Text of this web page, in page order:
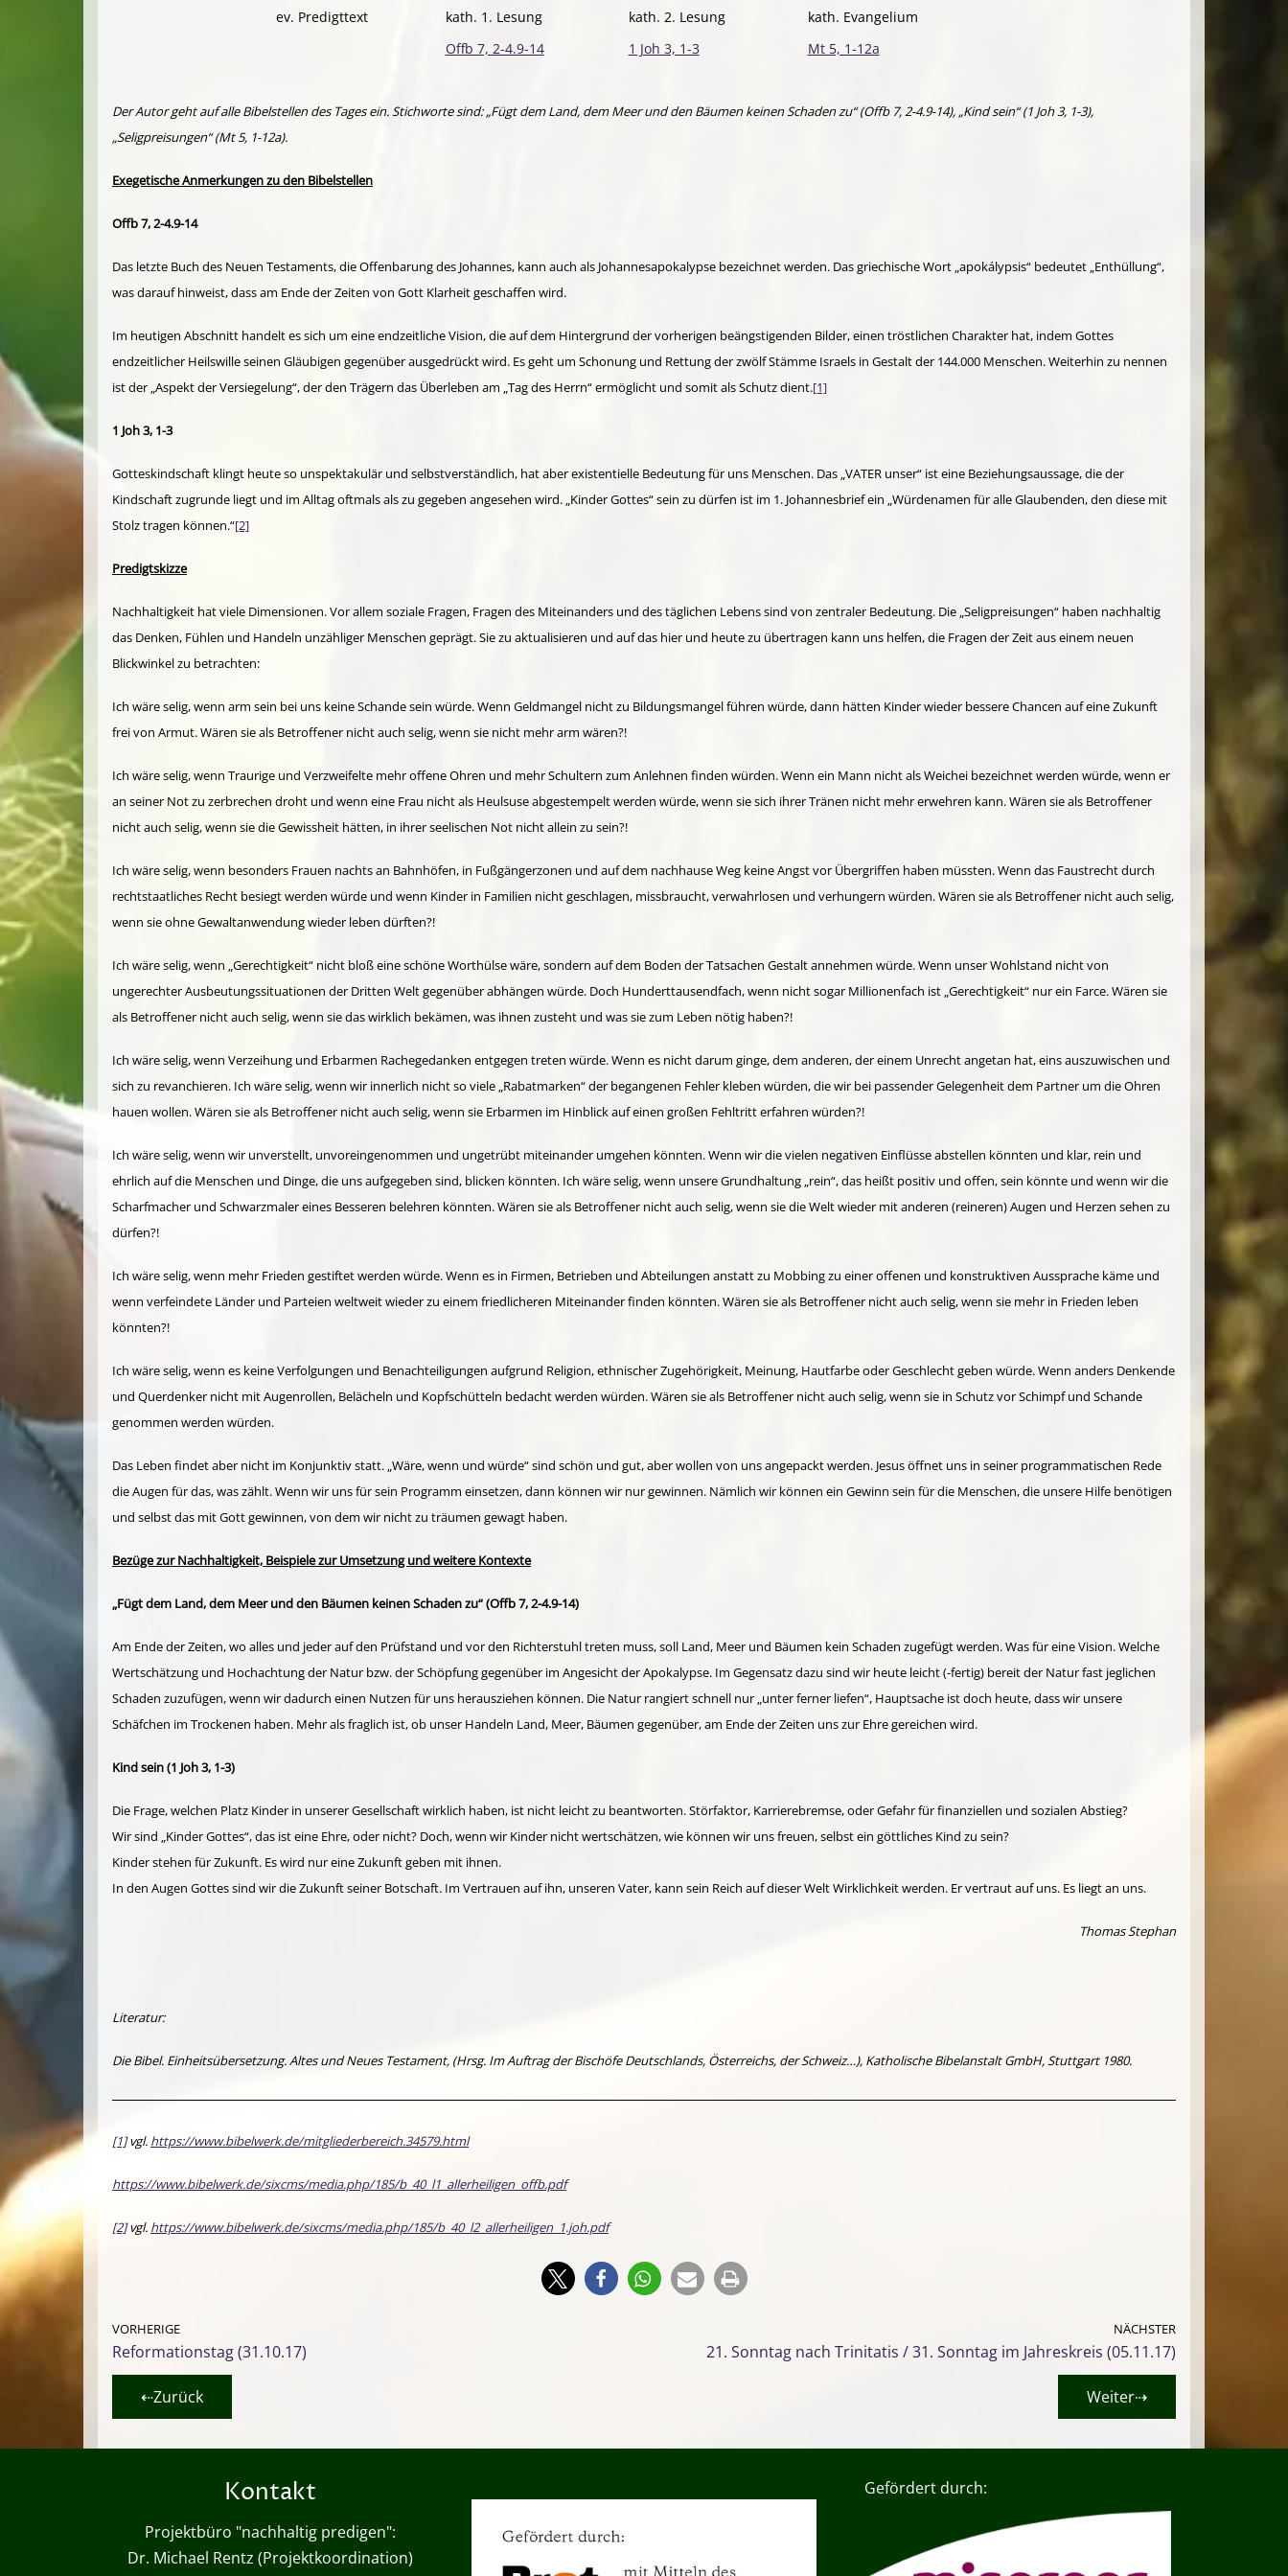
ev. Predigttext kath. 1. Lesung kath. 2. Lesung
kath. Evangelium
Offb 7, 2-4.9-14
1 Joh 3, 1-3 Mt 5, 1-12a
Der Autor geht auf alle Bibelstellen des Tages ein. Stichworte sind: „Fügt dem Land, dem Meer und den Bäumen keinen Schaden zu“ (Offb 7, 2-4.9-14), „Kind sein“ (1 Joh 3, 1-3),
„Seligpreisungen“ (Mt 5, 1-12a).
Exegetische Anmerkungen zu den Bibelstellen
Offb 7, 2-4.9-14
Das letzte Buch des Neuen Testaments, die Offenbarung des Johannes, kann auch als Johannesapokalypse bezeichnet werden. Das griechische Wort „apokálypsis“ bedeutet „Enthüllung“,
was darauf hinweist, dass am Ende der Zeiten von Gott Klarheit geschaffen wird.
Im heutigen Abschnitt handelt es sich um eine endzeitliche Vision, die auf dem Hintergrund der vorherigen beängstigenden Bilder, einen tröstlichen Charakter hat, indem Gottes
endzeitlicher Heilswille seinen Gläubigen gegenüber ausgedrückt wird. Es geht um Schonung und Rettung der zwölf Stämme Israels in Gestalt der 144.000 Menschen. Weiterhin zu nennen
ist der „Aspekt der Versiegelung“, der den Trägern das Überleben am „Tag des Herrn“ ermöglicht und somit als Schutz dient.[1]
1 Joh 3, 1-3
Gotteskindschaft klingt heute so unspektakulär und selbstverständlich, hat aber existentielle Bedeutung für uns Menschen. Das „VATER unser“ ist eine Beziehungsaussage, die der
Kindschaft zugrunde liegt und im Alltag oftmals als zu gegeben angesehen wird. „Kinder Gottes“ sein zu dürfen ist im 1. Johannesbrief ein „Würdenamen für alle Glaubenden, den diese mit
Stolz tragen können.“[2]
Predigtskizze
Nachhaltigkeit hat viele Dimensionen. Vor allem soziale Fragen, Fragen des Miteinanders und des täglichen Lebens sind von zentraler Bedeutung. Die „Seligpreisungen“ haben nachhaltig
das Denken, Fühlen und Handeln unzähliger Menschen geprägt. Sie zu aktualisieren und auf das hier und heute zu übertragen kann uns helfen, die Fragen der Zeit aus einem neuen
Blickwinkel zu betrachten:
Ich wäre selig, wenn arm sein bei uns keine Schande sein würde. Wenn Geldmangel nicht zu Bildungsmangel führen würde, dann hätten Kinder wieder bessere Chancen auf eine Zukunft
frei von Armut. Wären sie als Betroffener nicht auch selig, wenn sie nicht mehr arm wären?!
Ich wäre selig, wenn Traurige und Verzweifelte mehr offene Ohren und mehr Schultern zum Anlehnen finden würden. Wenn ein Mann nicht als Weichei bezeichnet werden würde, wenn er
an seiner Not zu zerbrechen droht und wenn eine Frau nicht als Heulsuse abgestempelt werden würde, wenn sie sich ihrer Tränen nicht mehr erwehren kann. Wären sie als Betroffener
nicht auch selig, wenn sie die Gewissheit hätten, in ihrer seelischen Not nicht allein zu sein?!
Ich wäre selig, wenn besonders Frauen nachts an Bahnhöfen, in Fußgängerzonen und auf dem nachhause Weg keine Angst vor Übergriffen haben müssten. Wenn das Faustrecht durch
rechtstaatliches Recht besiegt werden würde und wenn Kinder in Familien nicht geschlagen, missbraucht, verwahrlosen und verhungern würden. Wären sie als Betroffener nicht auch selig,
wenn sie ohne Gewaltanwendung wieder leben dürften?!
Ich wäre selig, wenn „Gerechtigkeit“ nicht bloß eine schöne Worthülse wäre, sondern auf dem Boden der Tatsachen Gestalt annehmen würde. Wenn unser Wohlstand nicht von
ungerechter Ausbeutungssituationen der Dritten Welt gegenüber abhängen würde. Doch Hunderttausendfach, wenn nicht sogar Millionenfach ist „Gerechtigkeit“ nur ein Farce. Wären sie
als Betroffener nicht auch selig, wenn sie das wirklich bekämen, was ihnen zusteht und was sie zum Leben nötig haben?!
Ich wäre selig, wenn Verzeihung und Erbarmen Rachegedanken entgegen treten würde. Wenn es nicht darum ginge, dem anderen, der einem Unrecht angetan hat, eins auszuwischen und
sich zu revanchieren. Ich wäre selig, wenn wir innerlich nicht so viele „Rabatmarken“ der begangenen Fehler kleben würden, die wir bei passender Gelegenheit dem Partner um die Ohren
hauen wollen. Wären sie als Betroffener nicht auch selig, wenn sie Erbarmen im Hinblick auf einen großen Fehltritt erfahren würden?!
Ich wäre selig, wenn wir unverstellt, unvoreingenommen und ungetrübt miteinander umgehen könnten. Wenn wir die vielen negativen Einflüsse abstellen könnten und klar, rein und
ehrlich auf die Menschen und Dinge, die uns aufgegeben sind, blicken könnten. Ich wäre selig, wenn unsere Grundhaltung „rein“, das heißt positiv und offen, sein könnte und wenn wir die
Scharfmacher und Schwarzmaler eines Besseren belehren könnten. Wären sie als Betroffener nicht auch selig, wenn sie die Welt wieder mit anderen (reineren) Augen und Herzen sehen zu
dürfen?!
Ich wäre selig, wenn mehr Frieden gestiftet werden würde. Wenn es in Firmen, Betrieben und Abteilungen anstatt zu Mobbing zu einer offenen und konstruktiven Aussprache käme und
wenn verfeindete Länder und Parteien weltweit wieder zu einem friedlicheren Miteinander finden könnten. Wären sie als Betroffener nicht auch selig, wenn sie mehr in Frieden leben
könnten?!
Ich wäre selig, wenn es keine Verfolgungen und Benachteiligungen aufgrund Religion, ethnischer Zugehörigkeit, Meinung, Hautfarbe oder Geschlecht geben würde. Wenn anders Denkende
und Querdenker nicht mit Augenrollen, Belächeln und Kopfschütteln bedacht werden würden. Wären sie als Betroffener nicht auch selig, wenn sie in Schutz vor Schimpf und Schande
genommen werden würden.
Das Leben findet aber nicht im Konjunktiv statt. „Wäre, wenn und würde“ sind schön und gut, aber wollen von uns angepackt werden. Jesus öffnet uns in seiner programmatischen Rede
die Augen für das, was zählt. Wenn wir uns für sein Programm einsetzen, dann können wir nur gewinnen. Nämlich wir können ein Gewinn sein für die Menschen, die unsere Hilfe benötigen
und selbst das mit Gott gewinnen, von dem wir nicht zu träumen gewagt haben.
Bezüge zur Nachhaltigkeit, Beispiele zur Umsetzung und weitere Kontexte
„Fügt dem Land, dem Meer und den Bäumen keinen Schaden zu“ (Offb 7, 2-4.9-14)
Am Ende der Zeiten, wo alles und jeder auf den Prüfstand und vor den Richterstuhl treten muss, soll Land, Meer und Bäumen kein Schaden zugefügt werden. Was für eine Vision. Welche
Wertschätzung und Hochachtung der Natur bzw. der Schöpfung gegenüber im Angesicht der Apokalypse. Im Gegensatz dazu sind wir heute leicht (-fertig) bereit der Natur fast jeglichen
Schaden zuzufügen, wenn wir dadurch einen Nutzen für uns herausziehen können. Die Natur rangiert schnell nur „unter ferner liefen“, Hauptsache ist doch heute, dass wir unsere
Schäfchen im Trockenen haben. Mehr als fraglich ist, ob unser Handeln Land, Meer, Bäumen gegenüber, am Ende der Zeiten uns zur Ehre gereichen wird.
Kind sein (1 Joh 3, 1-3)
Die Frage, welchen Platz Kinder in unserer Gesellschaft wirklich haben, ist nicht leicht zu beantworten. Störfaktor, Karrierebremse, oder Gefahr für finanziellen und sozialen Abstieg?
Wir sind „Kinder Gottes“, das ist eine Ehre, oder nicht? Doch, wenn wir Kinder nicht wertschätzen, wie können wir uns freuen, selbst ein göttliches Kind zu sein?
Kinder stehen für Zukunft. Es wird nur eine Zukunft geben mit ihnen.
In den Augen Gottes sind wir die Zukunft seiner Botschaft. Im Vertrauen auf ihn, unseren Vater, kann sein Reich auf dieser Welt Wirklichkeit werden. Er vertraut auf uns. Es liegt an uns.
Thomas Stephan
Literatur:
Die Bibel. Einheitsübersetzung. Altes und Neues Testament, (Hrsg. Im Auftrag der Bischöfe Deutschlands, Österreichs, der Schweiz…), Katholische Bibelanstalt GmbH, Stuttgart 1980.
[1]vgl. https://www.bibelwerk.de/mitgliederbereich.34579.html
https://www.bibelwerk.de/sixcms/media.php/185/b_40_l1_allerheiligen_offb.pdf
[2]vgl. https://www.bibelwerk.de/sixcms/media.php/185/b_40_l2_allerheiligen_1.joh.pdf
VORHERIGE
Reformationstag (31.10.17)
NÄCHSTER
21. Sonntag nach Trinitatis / 31. Sonntag im Jahreskreis (05.11.17)
⇠Zurück Weiter⇢
Kontakt
Projektbüro "nachhaltig predigen":
Dr. Michael Rentz (Projektkoordination)
Gefördert durch: